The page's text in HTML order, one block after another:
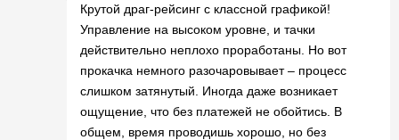
Крутой драг-рейсинг с классной графикой!
Управление на высоком уровне, и тачки
действительно неплохо проработаны. Но вот
прокачка немного разочаровывает – процесс
слишком затянутый. Иногда даже возникает
ощущение, что без платежей не обойтись. В
общем, время проводишь хорошо, но без